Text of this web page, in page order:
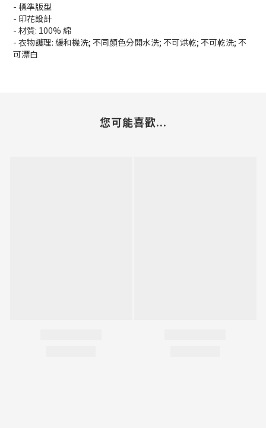
- 標準版型
- 印花設計
- 材質: 100% 綿
- 衣物護理: 緩和機洗; 不同顏色分開水洗; 不可烘乾; 不可乾洗; 不
可漂白
您可能喜歡...